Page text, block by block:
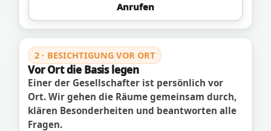
Anrufen
2 · BESICHTIGUNG VOR ORT
Vor Ort die Basis legen
Einer der Gesellschafter ist persönlich vor
Ort. Wir gehen die Räume gemeinsam durch,
klären Besonderheiten und beantworten alle
Fragen.